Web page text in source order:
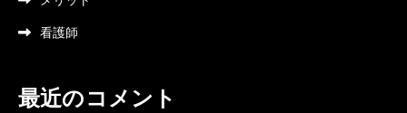
看護師
最近のコメント